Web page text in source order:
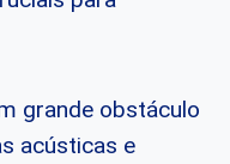
grande obstáculo
acústicas e